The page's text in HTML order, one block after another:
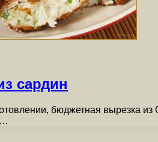
сардин
бюджетная вырезка